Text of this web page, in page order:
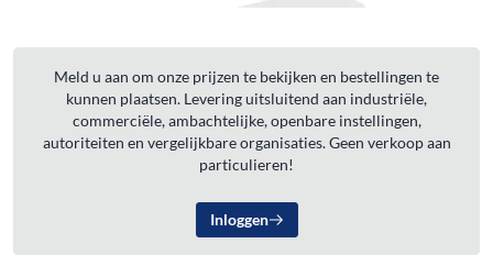
Meld u aan om onze prijzen te bekijken en bestellingen te
kunnen plaatsen. Levering uitsluitend aan industriële,
commerciële, ambachtelijke, openbare instellingen,
autoriteiten en vergelijkbare organisaties. Geen verkoop aan
particulieren!
Inloggen